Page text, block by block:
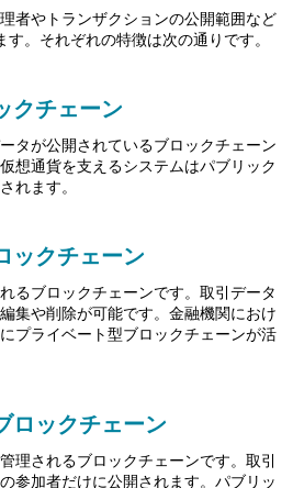
者やトランザクションの公開範囲など
。それぞれの特徴は次の通りです。
クチェーン
タが公開されているブロックチェーン
想通貨を支えるシステムはパブリック
れます。
ックチェーン
るブロックチェーンです。取引データ
集や削除が可能です。金融機関におけ
プライベート型ブロックチェーンが活
ロックチェーン
理されるブロックチェーンです。取引
参加者だけに公開されます。パブリッ